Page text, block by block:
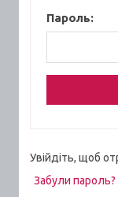
Пароль:
Увійдіть, щоб
Забули пароль?